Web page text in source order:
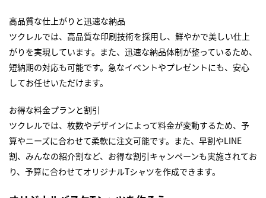
高品質な仕上がりと迅速な納品
ツクレルでは、高品質な印刷技術を採用し、鮮やかで美しい仕上
がりを実現しています。また、迅速な納品体制が整っているため、
短納期の対応も可能です。急なイベントやプレゼントにも、安心
してお任せいただけます。
お得な料金プランと割引
ツクレルでは、枚数やデザインによって料金が変動するため、予
算やニーズに合わせて柔軟に注文可能です。また、早割やLINE
割、みんなの紹介割など、お得な割引キャンペーンも実施されてお
り、予算に合わせてオリジナルTシャツを作成できます。